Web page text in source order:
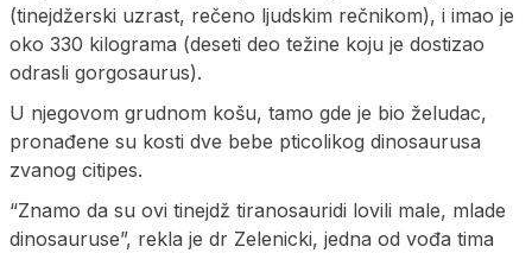
(tinejdžerski uzrast, rečeno ljudskim rečnikom), i imao je
oko 330 kilograma (deseti deo težine koju je dostizao
odrasli gorgosaurus).
U njegovom grudnom košu, tamo gde je bio želudac,
pronađene su kosti dve bebe pticolikog dinosaurusa
zvanog citipes.
“Znamo da su ovi tinejdž tiranosauridi lovili male, mlade
dinosauruse”, rekla je dr Zelenicki, jedna od vođa tima